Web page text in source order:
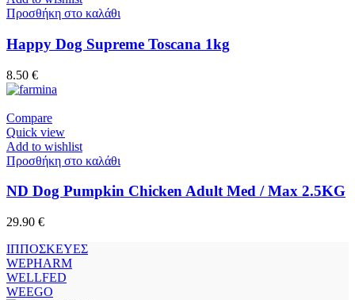
Προσθήκη στο καλάθι
Happy Dog Supreme Toscana 1kg
8.50 €
Compare
Quick view
Add to wishlist
Προσθήκη στο καλάθι
ND Dog Pumpkin Chicken Adult Med / Max 2.5KG
29.90 €
ΙΠΠΟΣΚΕΥΕΣ
WEPHARM
WELLFED
WEEGO